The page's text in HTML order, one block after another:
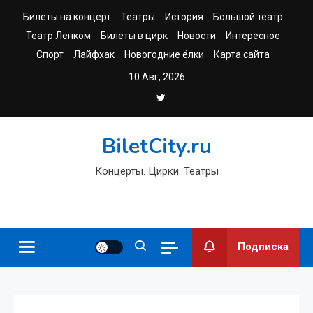
Билеты на концерт Театры История
Большой театр
Театр Ленком
Билеты в цирк Новости
Интересное
Спорт
Лайфхак Новогодние ёлки
Карта сайта
10 Авг, 2026
BiletCity.ru
Концерты. Цирки. Театры
Подписка